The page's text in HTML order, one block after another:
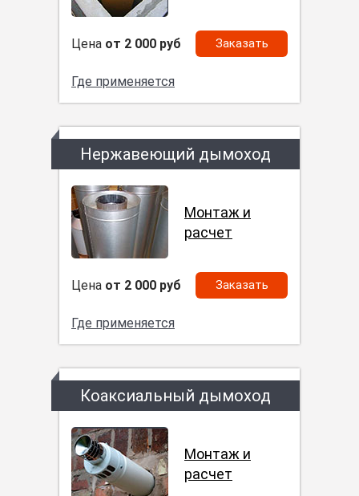
Цена от 2 000 руб Заказать
Где применяется
Нержавеющий дымоход
Монтаж и
расчет
Цена от 2 000 руб Заказать
Где применяется
Коаксиальный дымоход
Монтаж и
расчет